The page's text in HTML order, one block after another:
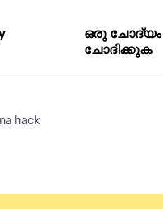
ഒരു ചോദ്യം
ചോദിക്കുക
hack